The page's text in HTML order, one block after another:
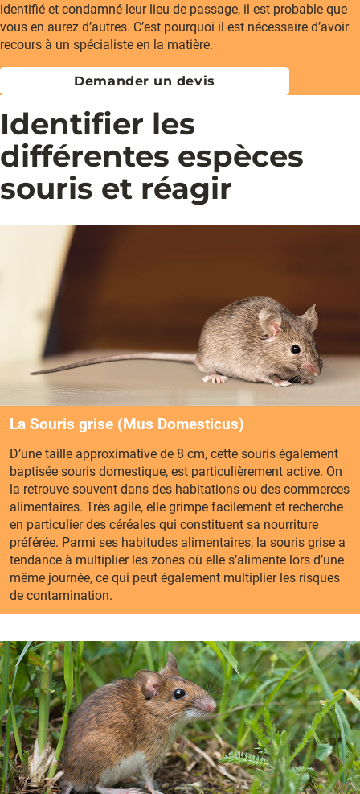
identifié et condamné leur lieu de passage, il est probable que
vous en aurez d’autres. C’est pourquoi il est nécessaire d’avoir
recours à un spécialiste en la matière.
Demander un devis
Identifier les
différentes espèces
souris et réagir
La Souris grise (Mus Domesticus)
D’une taille approximative de 8 cm, cette souris également
baptisée souris domestique, est particulièrement active. On
la retrouve souvent dans des habitations ou des commerces
alimentaires. Très agile, elle grimpe facilement et recherche
en particulier des céréales qui constituent sa nourriture
préférée. Parmi ses habitudes alimentaires, la souris grise a
tendance à multiplier les zones où elle s’alimente lors d’une
même journée, ce qui peut également multiplier les risques
de contamination.